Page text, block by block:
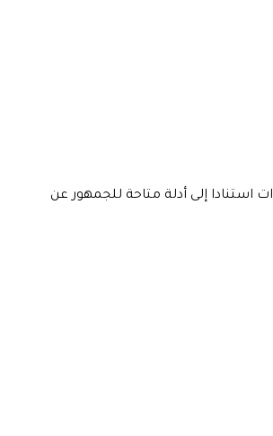
استنادا إلى أدلة متاحة للجمهور عن